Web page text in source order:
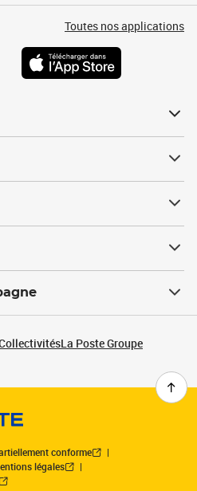
Toutes nos applications
La Poste Groupe
conforme
légales